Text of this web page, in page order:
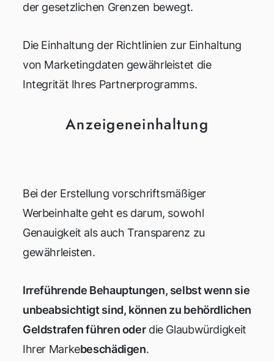
der gesetzlichen Grenzen bewegt.
Die Einhaltung der Richtlinien zur Einhaltung
von Marketingdaten gewährleistet die
Integrität Ihres Partnerprogramms.
Anzeigeneinhaltung
Bei der Erstellung vorschriftsmäßiger
Werbeinhalte geht es darum, sowohl
Genauigkeit als auch Transparenz zu
gewährleisten.
Irreführende Behauptungen, selbst wenn sie
unbeabsichtigt sind, können zu behördlichen
Geldstrafen führen oderdie Glaubwürdigkeit
Ihrer Markebeschädigen.